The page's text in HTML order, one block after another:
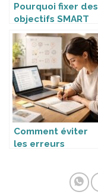
Pourquoi fixer des
objectifs SMART
améliore la
progression ?
Comment éviter
les erreurs